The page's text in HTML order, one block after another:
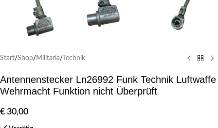
Start/Shop/ Militaria/ Technik
Antennenstecker Ln26992 Funk Technik Luftwaffe
Wehrmacht Funktion nicht Überprüft
€ 30,00